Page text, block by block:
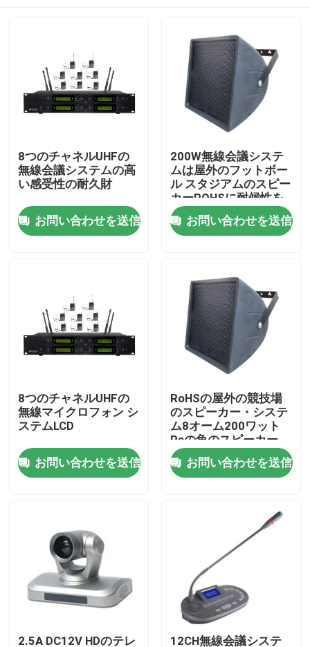
ビデオ
工場旅行
品質管理
ニュース
場合
PAシステム アンプ
8つのチャネルUHFの
無線会議システムの高
い感受性の耐久財
お問い合わせを送信
200W無線会議システ
ムは屋外のフットボー
ル スタジアムのスピー
カーROHSに耐候性を
施す
お問い合わせを送信
8つのチャネルUHFの
無線マイクロフォン シ
ステムLCD
お問い合わせを送信
RoHSの屋外の競技場
のスピーカー・システ
ム8オーム200ワット
Paの角のスピーカー
お問い合わせを送信
2.5A DC12V HDのテレ 12CH無線会議システ